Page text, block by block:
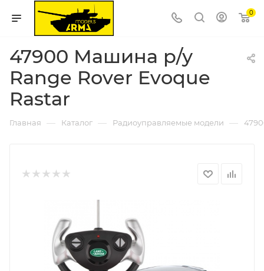
0
47900 Машина р/у
Range Rover Evoque
Rastar
Главная — Каталог — Радиоуправляемые модели —